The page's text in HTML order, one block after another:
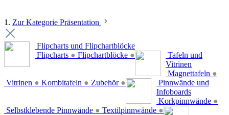
1. Zur Kategorie Präsentation
Flipcharts und Flipchartblöcke
Flipcharts ● Flipchartblöcke ●
Tafeln und
Vitrinen
Magnettafeln ●
Vitrinen ● Kombitafeln ● Zubehör ●
Pinnwände und
Infoboards
Korkpinnwände ●
Selbstklebende Pinnwände ● Textilpinnwände ●